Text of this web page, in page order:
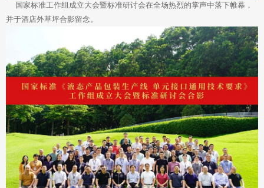
国家标准工作组成立大会暨标准研讨会在全场热烈的掌声中落下帷幕，
并于酒店外草坪合影留念。